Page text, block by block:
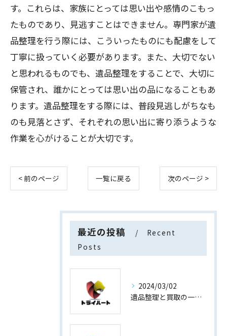
す。これらは、家族にとっては思い出や感情のこもっ
たものであり、見逃すことはできません。専門家が遺
品整理を行う際には、こういったものにも配慮をして
丁寧に扱っていく必要があります。また、大切でない
と思われるものでも、遺品整理をすることで、大切に
保管され、誰かにとっては思い出の品になることもあ
ります。遺品整理をする際には、普段見逃しがちなも
のも見落とさず、それぞれの思い出に寄り添うような
作業を心がけることが大切です。
< 前のページ 一覧に戻る 次のページ >
最近の投稿
Recent
Posts
2024/03/02
遺品整理と買取の一石二鳥